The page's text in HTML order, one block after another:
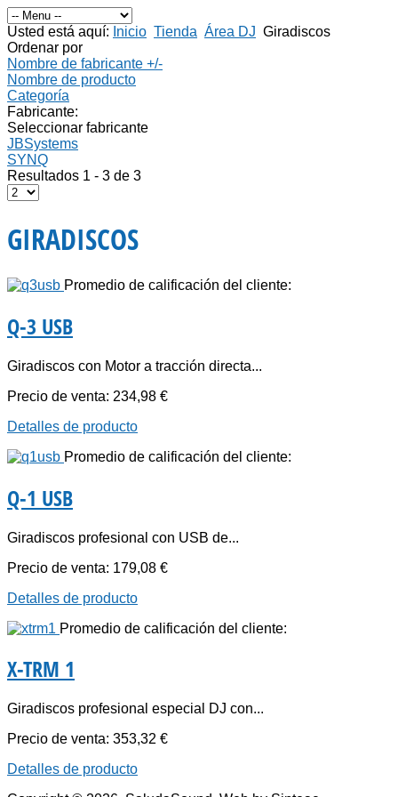
Usted está aquí: Inicio Tienda Área DJ Giradiscos
Ordenar por
Nombre de fabricante +/-
Nombre de producto
Categoría
Fabricante:
Seleccionar fabricante
JBSystems
SYNQ
Resultados 1 - 3 de 3
GIRADISCOS
Promedio de calificación del cliente:
Q-3 USB
Giradiscos con Motor a tracción directa...
Precio de venta: 234,98 €
Detalles de producto
Promedio de calificación del cliente:
Q-1 USB
Giradiscos profesional con USB de...
Precio de venta: 179,08 €
Detalles de producto
Promedio de calificación del cliente:
X-TRM 1
Giradiscos profesional especial DJ con...
Precio de venta: 353,32 €
Detalles de producto